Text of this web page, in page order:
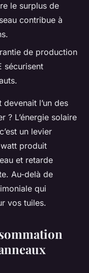
le surplus de
contribue à
de production
sécurisent
l’un des
? L’énergie solaire
un levier
produit
et retarde
Au-delà de
qui
vos tuiles.